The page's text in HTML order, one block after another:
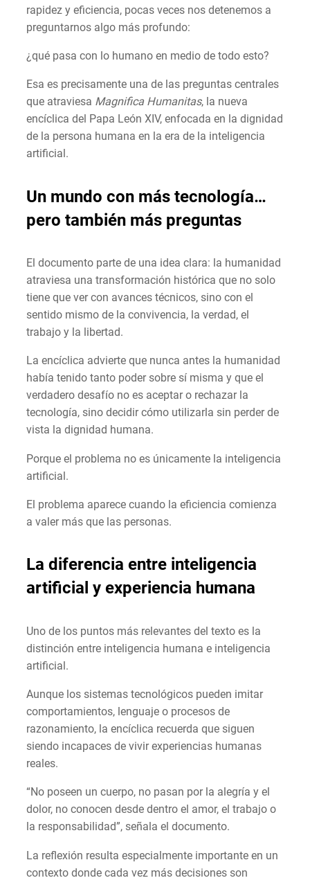
rapidez y eficiencia, pocas veces nos detenemos a
preguntarnos algo más profundo:
¿qué pasa con lo humano en medio de todo esto?
Esa es precisamente una de las preguntas centrales
que atraviesa Magnifica Humanitas, la nueva
encíclica del Papa León XIV, enfocada en la dignidad
de la persona humana en la era de la inteligencia
artificial.
Un mundo con más tecnología…
pero también más preguntas
El documento parte de una idea clara: la humanidad
atraviesa una transformación histórica que no solo
tiene que ver con avances técnicos, sino con el
sentido mismo de la convivencia, la verdad, el
trabajo y la libertad.
La encíclica advierte que nunca antes la humanidad
había tenido tanto poder sobre sí misma y que el
verdadero desafío no es aceptar o rechazar la
tecnología, sino decidir cómo utilizarla sin perder de
vista la dignidad humana.
Porque el problema no es únicamente la inteligencia
artificial.
El problema aparece cuando la eficiencia comienza
a valer más que las personas.
La diferencia entre inteligencia
artificial y experiencia humana
Uno de los puntos más relevantes del texto es la
distinción entre inteligencia humana e inteligencia
artificial.
Aunque los sistemas tecnológicos pueden imitar
comportamientos, lenguaje o procesos de
razonamiento, la encíclica recuerda que siguen
siendo incapaces de vivir experiencias humanas
reales.
“No poseen un cuerpo, no pasan por la alegría y el
dolor, no conocen desde dentro el amor, el trabajo o
la responsabilidad”, señala el documento.
La reflexión resulta especialmente importante en un
contexto donde cada vez más decisiones son